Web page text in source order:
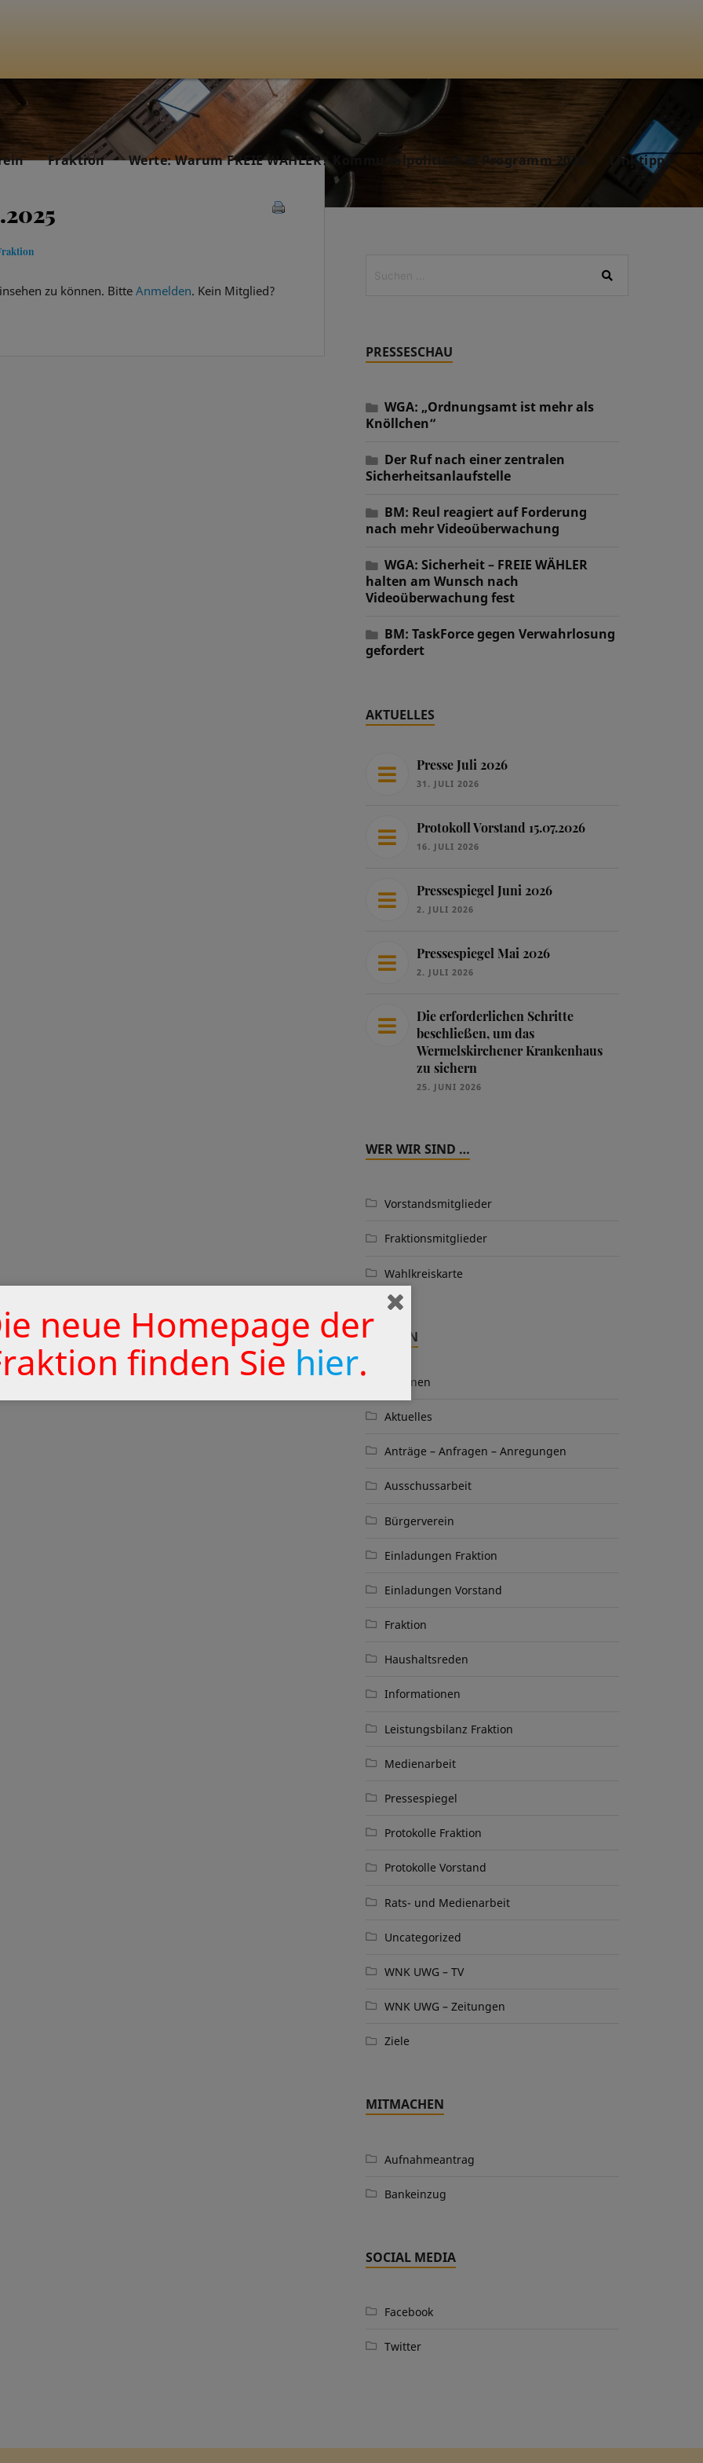
Fraktion Werte: Warum FREIE WÄHLER? Kommunalpolitisches Programm 2025 Linktipps
zu können. BitteAnmelden. Kein Mitglied?
PRESSESCHAU
WGA: „Ordnungsamt ist mehr als
Knöllchen“
Der Ruf nach einer zentralen
Sicherheitsanlaufstelle
BM: Reul reagiert auf Forderung
nach mehr Videoüberwachung
WGA: Sicherheit – FREIE WÄHLER
halten am Wunsch nach
Videoüberwachung fest
BM: TaskForce gegen Verwahrlosung
gefordert
AKTUELLES
Presse Juli 2026
31. JULI 2026
Protokoll Vorstand 15.07.2026
16. JULI 2026
Pressespiegel Juni 2026
2. JULI 2026
Pressespiegel Mai 2026
2. JULI 2026
Die erforderlichen Schritte
beschließen, um das
Wermelskirchener Krankenhaus
zu sichern
25. JUNI 2026
WER WIR SIND …
Vorstandsmitglieder
Fraktionsmitglieder
Wahlkreiskarte
THEMEN
Aktionen
Aktuelles
Anträge – Anfragen – Anregungen
Ausschussarbeit
Bürgerverein
Einladungen Fraktion
Einladungen Vorstand
Fraktion
Haushaltsreden
Informationen
Leistungsbilanz Fraktion
Medienarbeit
Pressespiegel
Protokolle Fraktion
Protokolle Vorstand
Rats- und Medienarbeit
Uncategorized
WNK UWG – TV
WNK UWG – Zeitungen
Ziele
MITMACHEN
Aufnahmeantrag
Bankeinzug
SOCIAL MEDIA
Facebook
Twitter
neue Homepage der
finden Sie hier.